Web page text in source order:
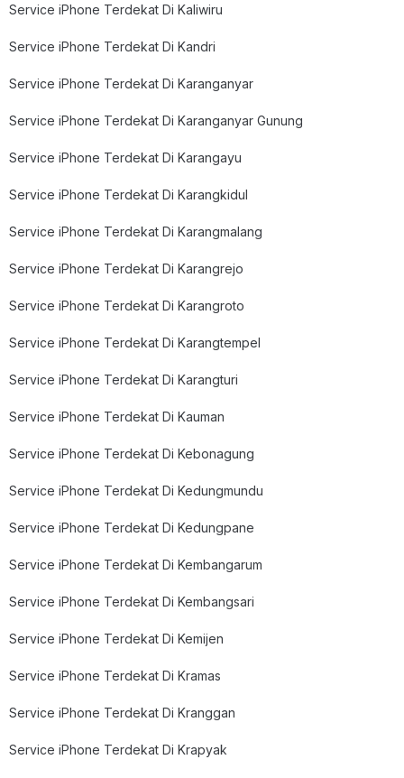
Service iPhone Terdekat Di Kaliwiru
Service iPhone Terdekat Di Kandri
Service iPhone Terdekat Di Karanganyar
Service iPhone Terdekat Di Karanganyar Gunung
Service iPhone Terdekat Di Karangayu
Service iPhone Terdekat Di Karangkidul
Service iPhone Terdekat Di Karangmalang
Service iPhone Terdekat Di Karangrejo
Service iPhone Terdekat Di Karangroto
Service iPhone Terdekat Di Karangtempel
Service iPhone Terdekat Di Karangturi
Service iPhone Terdekat Di Kauman
Service iPhone Terdekat Di Kebonagung
Service iPhone Terdekat Di Kedungmundu
Service iPhone Terdekat Di Kedungpane
Service iPhone Terdekat Di Kembangarum
Service iPhone Terdekat Di Kembangsari
Service iPhone Terdekat Di Kemijen
Service iPhone Terdekat Di Kramas
Service iPhone Terdekat Di Kranggan
Service iPhone Terdekat Di Krapyak